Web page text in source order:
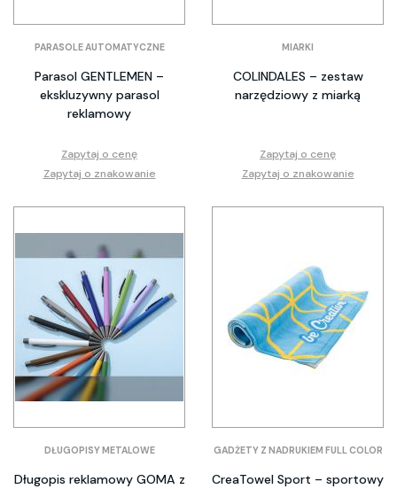
PARASOLE AUTOMATYCZNE
Parasol GENTLEMEN –
ekskluzywny parasol
reklamowy
Zapytaj o cenę
Zapytaj o znakowanie
MIARKI
COLINDALES – zestaw
narzędziowy z miarką
Zapytaj o cenę
Zapytaj o znakowanie
DŁUGOPISY METALOWE
Długopis reklamowy GOMA z
GADŻETY Z NADRUKIEM FULL COLOR
CreaTowel Sport – sportowy